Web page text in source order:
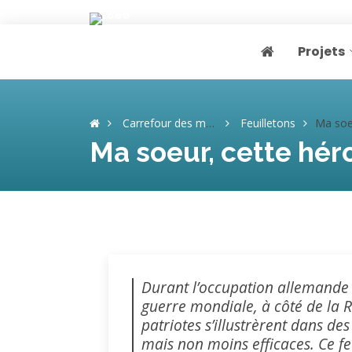
Page home
Projets
Carrefour des mémoires Feuilletons Ma soeur,
Ma soeur, cette
Durant l’occupation
guerre mondiale, à côté de la
patriotes s’illustrèrent dans
mais non moins efficaces. Ce